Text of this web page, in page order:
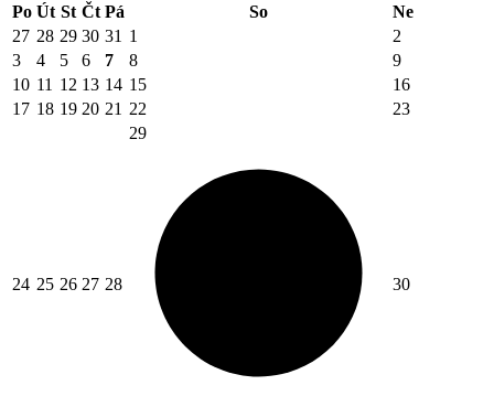
Po Út St Čt Pá So
Ne
27 28 29 30 31 1
2
3
4 5 6 7 8
9
10 11 12 13 14 15
16
17 18 19 20 21 22 23
24 25 26 27 28
29
30